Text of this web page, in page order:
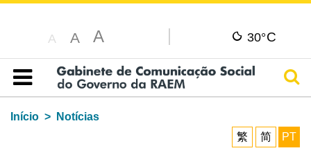
A A A 30°C
Índice
Início
Notícias
繁
简 PT